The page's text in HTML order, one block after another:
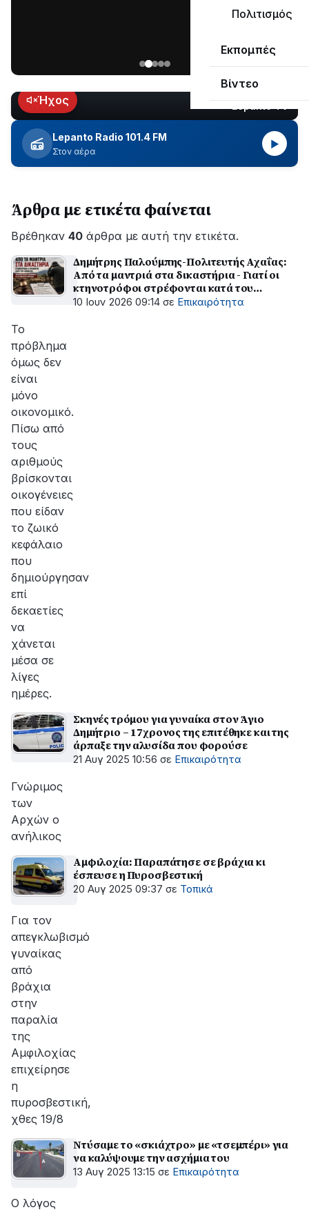
Πολιτισμός
Εκπομπές
Βίντεο
Ναυπάκτου
εδώ
και
περίπου
δύο
ώρες
εξέλιξη
οι
εργασίες
ΔΕΔΔΗΕ
για
την
βλάβης
LIVEΉχος
Lepanto Radio 101.4 FM
Στον αέρα
▶
Άρθρα με ετικέτα φαίνεται
Βρέθηκαν 40 άρθρα με αυτή την ετικέτα.
Δημήτρης Παλούμπης-Πολιτευτής Αχαΐας:
Από τα μαντριά στα δικαστήρια - Γιατί οι
κτηνοτρόφοι στρέφονται κατά του
Δημοσίου
10 Ιουν 2026 09:14 σε Επικαιρότητα
Το
πρόβλημα
όμως δεν
είναι
μόνο
οικονομικό.
Πίσω από
τους
αριθμούς
βρίσκονται
οικογένειες
που είδαν
το ζωικό
κεφάλαιο
που
δημιούργησαν
επί
δεκαετίες
να
χάνεται
μέσα σε
λίγες
ημέρες.
Σκηνές τρόμου για γυναίκα στον Άγιο
Δημήτριο – 17χρονος της επιτέθηκε και της
άρπαξε την αλυσίδα που φορούσε
21 Αυγ 2025 10:56 σε Επικαιρότητα
Γνώριμος
των
Αρχών ο
ανήλικος
Αμφιλοχία: Παραπάτησε σε βράχια κι
έσπευσε η Πυροσβεστική
20 Αυγ 2025 09:37 σε Τοπικά
Για τον
απεγκλωβισμό
γυναίκας
από
βράχια
στην
παραλία
της
Αμφιλοχίας
επιχείρησε
η
πυροσβεστική,
χθες 19/8
Ντύσαμε το «σκιάχτρο» με «τσεμπέρι» για
να καλύψουμε την ασχήμια του
13 Αυγ 2025 13:15 σε Επικαιρότητα
Ο λόγος